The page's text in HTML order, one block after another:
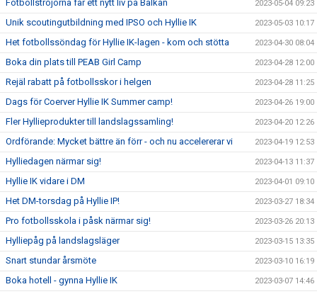
Fotbollströjorna får ett nytt liv på Balkan 2023-05-04 09:23
Unik scoutingutbildning med IPSO och Hyllie IK 2023-05-03 10:17
Het fotbollssöndag för Hyllie IK-lagen - kom och stötta 2023-04-30 08:04
Boka din plats till PEAB Girl Camp 2023-04-28 12:00
Rejäl rabatt på fotbollsskor i helgen 2023-04-28 11:25
Dags för Coerver Hyllie IK Summer camp! 2023-04-26 19:00
Fler Hyllieprodukter till landslagssamling! 2023-04-20 12:26
Ordförande: Mycket bättre än förr - och nu accelererar vi 2023-04-19 12:53
Hylliedagen närmar sig! 2023-04-13 11:37
Hyllie IK vidare i DM 2023-04-01 09:10
Het DM-torsdag på Hyllie IP! 2023-03-27 18:34
Pro fotbollsskola i påsk närmar sig! 2023-03-26 20:13
Hylliepåg på landslagsläger 2023-03-15 13:35
Snart stundar årsmöte 2023-03-10 16:19
Boka hotell - gynna Hyllie IK 2023-03-07 14:46